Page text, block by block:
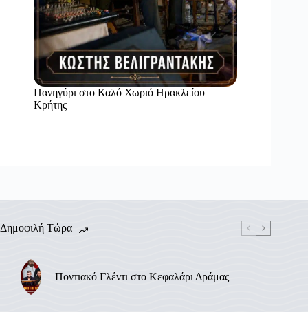
Πανηγύρι στο Καλό Χωριό Ηρακλείου
Κρήτης
Δημοφιλή Τώρα
Ποντιακό Γλέντι στο Κεφαλάρι Δράμας